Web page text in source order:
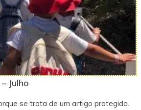
Julho
se trata de um artigo protegido.